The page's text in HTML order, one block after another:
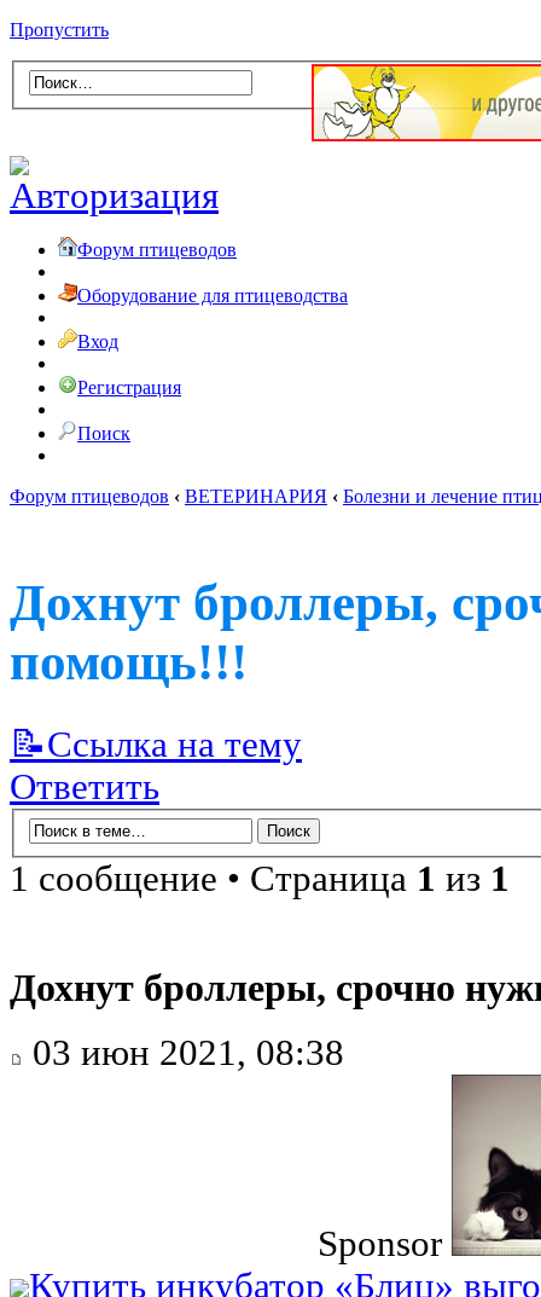
Пропустить
Форум птицеводов
Оборудование для птицеводства
Вход
Регистрация
Поиск
Форум птицеводов ‹ ВЕТЕРИНАРИЯ ‹ Болезни и лечение
Дохнут броллеры,
помощь!!!
📝Ссылка на тему
Ответить
1 сообщение • Страница 1 из 1
Дохнут броллеры, срочно
03 июн 2021, 08:38
Sponsor
Купить инкубатор «Блиц»